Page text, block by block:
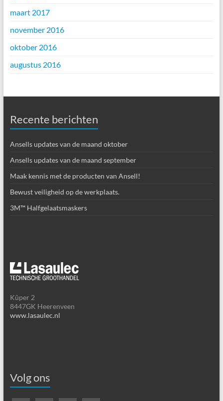
maart 2017
november 2016
oktober 2016
augustus 2016
Recente berichten
Ansells updates van de maand oktober
Ansells updates van de maand september
Maak kennis met de producten van Ansell!
Bewust veiligheid op de werkplaats.
3M™ Halfgelaatsmaskers
Kûper 2
8447GK Heerenveen
www.lasaulec.nl
Volg ons